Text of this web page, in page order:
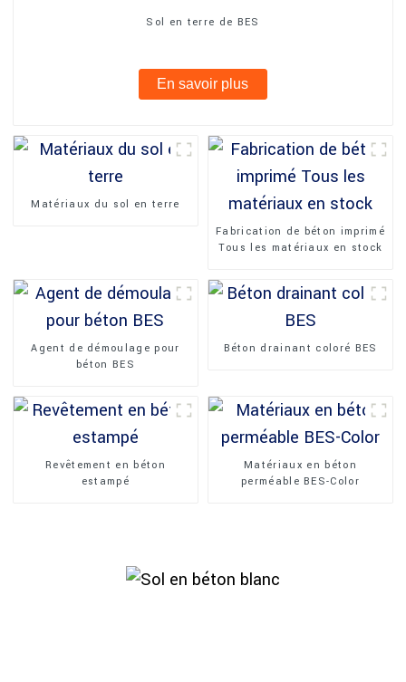
Sol en terre de BES
En savoir plus
Matériaux du sol en terre
Fabrication de béton imprimé
Tous les matériaux en stock
Agent de démoulage pour
béton BES
Béton drainant coloré BES
Revêtement en béton
estampé
Matériaux en béton
perméable BES-Color